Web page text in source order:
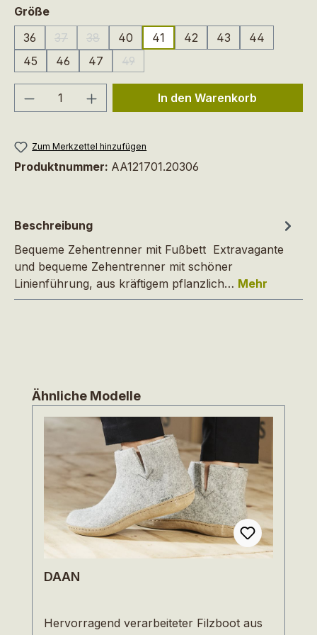
Größeauswählen
36
37
(Diese Option ist zurzeit nicht verfügbar.)
38
(Diese Option ist zurzeit nicht verfügbar.)
40 41 42 43
44
45
46 47 49
(Diese Option ist zurzeit nicht
Produkt Anzahl: Gib denIn den Warenkorb
Zum Merkzettel hinzufügen
Produktnummer: AA121701.20306
Beschreibung
Bequeme Zehentrenner mit Fußbett Extravagante
und bequeme Zehentrenner mit schöner
Linienführung, aus kräftigem pflanzlich… Mehr
Produktgalerie überspringen
Ähnliche Modelle
DAAN
Hervorragend verarbeiteter Filzboot aus